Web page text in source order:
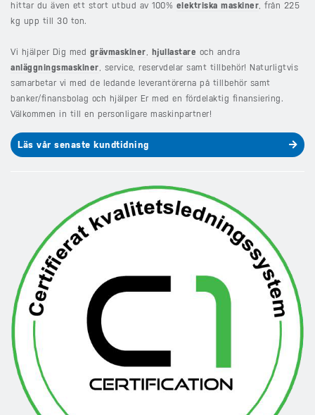
hittar du även ett stort utbud av 100% elektriska maskiner, från 225
kg upp till 30 ton.
Vi hjälper Dig med grävmaskiner, hjullastare och andra
anläggningsmaskiner, service, reservdelar samt tillbehör! Naturligtvis
samarbetar vi med de ledande leverantörerna på tillbehör samt
banker/finansbolag och hjälper Er med en fördelaktig finansiering.
Välkommen in till en personligare maskinpartner!
Läs vår senaste kundtidning